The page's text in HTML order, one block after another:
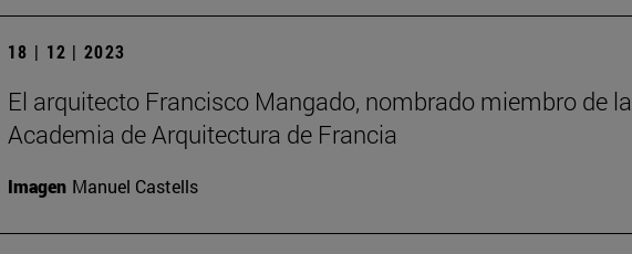
18 | 12 | 2023
El arquitecto Francisco Mangado, nombrado miembro de la
Academia de Arquitectura de Francia
Imagen Manuel Castells